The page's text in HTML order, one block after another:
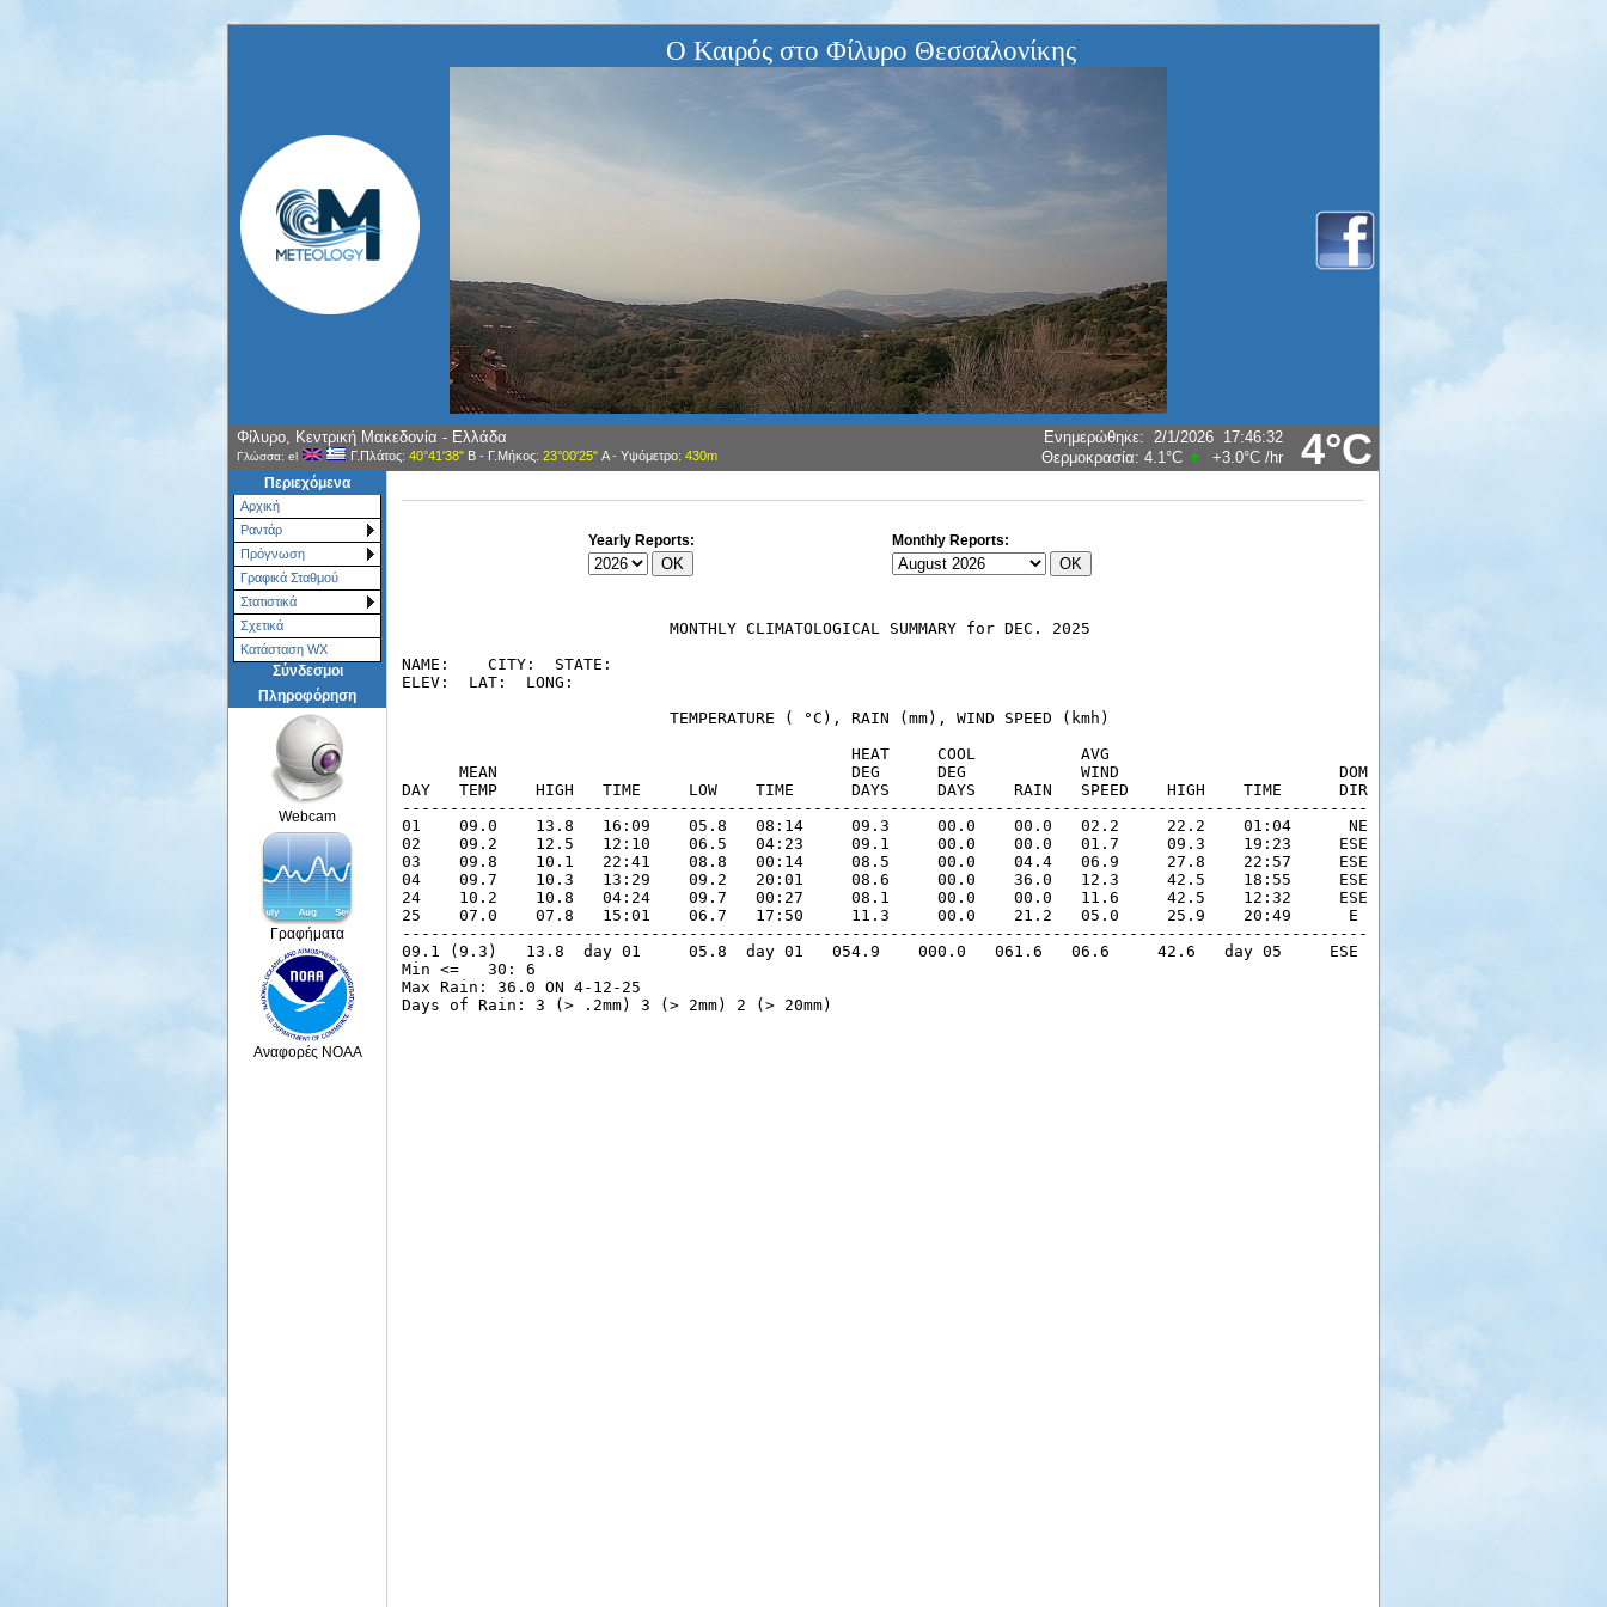
Ο Καιρός στο Φίλυρο Θεσσαλονίκης
4°C
Φίλυρο, Κεντρική Μακεδονία - Ελλάδα
Γλώσσα: el Γ.Πλάτος: 40°41'38" Β- Γ.Μήκος: 23°00'25" Α- Υψόμετρο: 430m
Ενημερώθηκε: 2/1/2026 17:46:32
Θερμοκρασία: 4.1°C +3.0°C /hr
Περιεχόμενα
Αρχική
Ραντάρ
Πρόγνωση
Γραφικά Σταθμού
Στατιστικά
Σχετικά
Κατάσταση WX
Σύνδεσμοι
Πληροφόρηση
Webcam
Γραφήματα
Αναφορές NOAA
Yearly Reports: Monthly Reports: